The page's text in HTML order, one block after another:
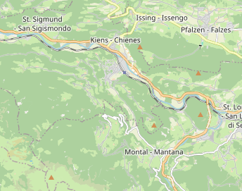
17. Jahrhundert
18. Jahrhundert
Puez Sellastock